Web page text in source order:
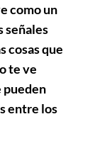
como un
señales
cosas que
te ve
pueden
entre los